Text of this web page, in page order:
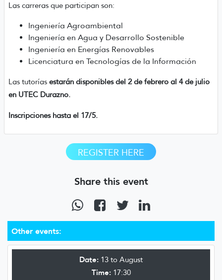
Other events:
Date: 13 to August
Time:17:30
Las carreras que participan son:
Ingeniería Agroambiental
Ingeniería en Agua y Desarrollo Sostenible
Ingeniería en Energías Renovables
Licenciatura en Tecnologías de la Información
Las tutorías estarán disponibles del 2 de febrero al 4 de julio
en UTEC Durazno.
Inscripciones hasta el 17/5.
REGISTER HERE
Share this event